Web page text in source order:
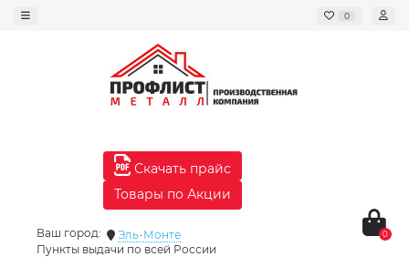
0
Скачать прайс
Товары по Акции
Ваш город:
Эль-Монте
Пункты выдачи по всей России
0